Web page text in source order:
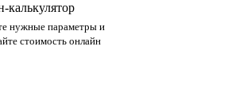
калькулятор
нужные параметры и
стоимость онлайн